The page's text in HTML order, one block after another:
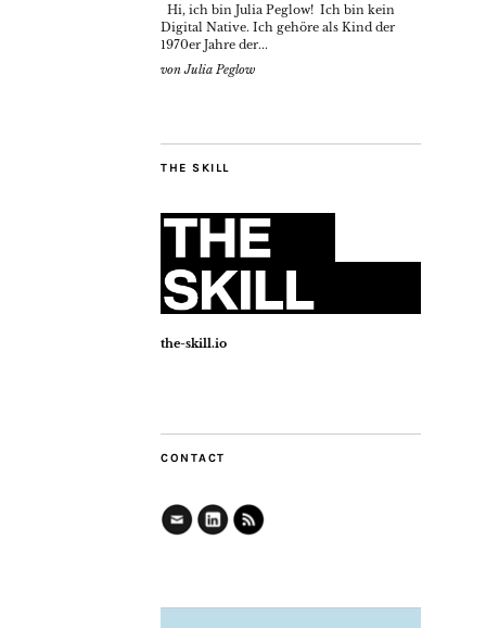
Hi, ich bin Julia Peglow! Ich bin kein
Digital Native. Ich gehöre als Kind der
1970er Jahre der...
vonJulia Peglow
THE SKILL
the-skill.io
CONTACT